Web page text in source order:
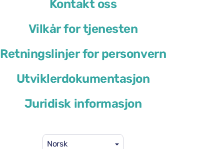
Kontakt oss
Vilkår for tjenesten
Retningslinjer for personvern
Utviklerdokumentasjon
Juridisk informasjon
Norsk
eller lignende